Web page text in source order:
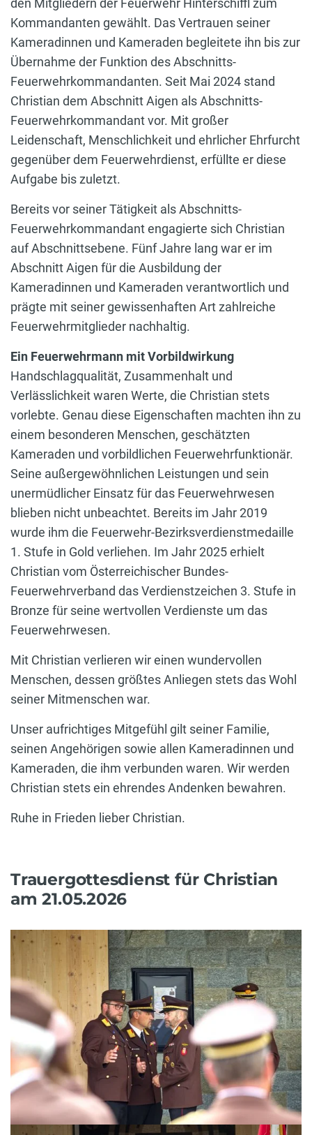
Kommandanten gewählt. Das Vertrauen seiner
Kameradinnen und Kameraden begleitete ihn bis zur
Übernahme der Funktion des Abschnitts-
Feuerwehrkommandanten. Seit Mai 2024 stand
Christian dem Abschnitt Aigen als Abschnitts-
Feuerwehrkommandant vor. Mit großer
Leidenschaft, Menschlichkeit und ehrlicher Ehrfurcht
gegenüber dem Feuerwehrdienst, erfüllte er diese
Aufgabe bis zuletzt.
Bereits vor seiner Tätigkeit als Abschnitts-
Feuerwehrkommandant engagierte sich Christian
auf Abschnittsebene. Fünf Jahre lang war er im
Abschnitt Aigen für die Ausbildung der
Kameradinnen und Kameraden verantwortlich und
prägte mit seiner gewissenhaften Art zahlreiche
Feuerwehrmitglieder nachhaltig.
Ein Feuerwehrmann mit Vorbildwirkung
Handschlagqualität, Zusammenhalt und
Verlässlichkeit waren Werte, die Christian stets
vorlebte. Genau diese Eigenschaften machten ihn zu
einem besonderen Menschen, geschätzten
Kameraden und vorbildlichen Feuerwehrfunktionär.
Seine außergewöhnlichen Leistungen und sein
unermüdlicher Einsatz für das Feuerwehrwesen
blieben nicht unbeachtet. Bereits im Jahr 2019
wurde ihm die Feuerwehr-Bezirksverdienstmedaille
1. Stufe in Gold verliehen. Im Jahr 2025 erhielt
Christian vom Österreichischer Bundes-
Feuerwehrverband das Verdienstzeichen 3. Stufe in
Bronze für seine wertvollen Verdienste um das
Feuerwehrwesen.
Mit Christian verlieren wir einen wundervollen
Menschen, dessen größtes Anliegen stets das Wohl
seiner Mitmenschen war.
Unser aufrichtiges Mitgefühl gilt seiner Familie,
seinen Angehörigen sowie allen Kameradinnen und
Kameraden, die ihm verbunden waren. Wir werden
Christian stets ein ehrendes Andenken bewahren.
Ruhe in Frieden lieber Christian.
Trauergottesdienst für Christian
am 21.05.2026